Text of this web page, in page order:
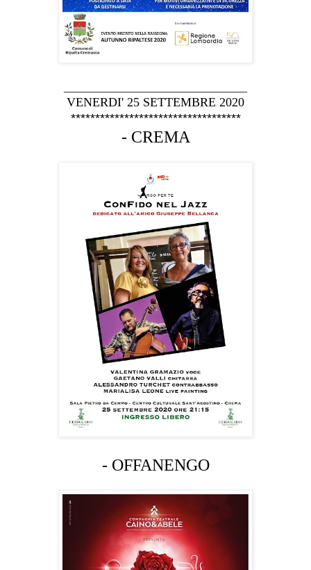
VENERDI' 25 SETTEMBRE 2020
***********************************
- CREMA
- OFFANENGO